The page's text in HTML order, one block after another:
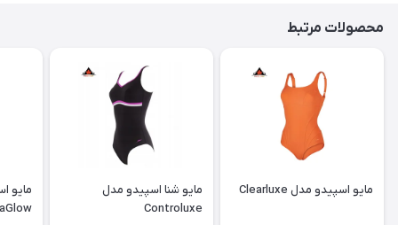
محصولات مرتبط
مایو اسپیدو مدل Clearluxe
مایو شنا اسپیدو مدل
Controluxe
مایو